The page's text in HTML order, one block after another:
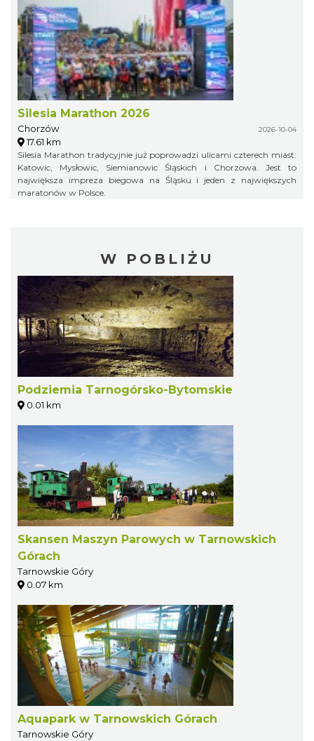
Silesia Marathon 2026
Chorzów 2026-10-04
17.61 km
Silesia Marathon tradycyjnie już poprowadzi ulicami czterech miast:
Katowic, Mysłowic, Siemianowic Śląskich i Chorzowa. Jest to
największa impreza biegowa na Śląsku i jeden z największych
maratonów w Polsce.
W POBLIŻU
Podziemia Tarnogórsko-Bytomskie
0.01 km
Skansen Maszyn Parowych w Tarnowskich
Górach
Tarnowskie Góry
0.07 km
Aquapark w Tarnowskich Górach
Tarnowskie Góry